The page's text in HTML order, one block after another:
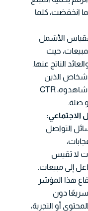
انخفضت، كلما
الأشمل
حيث
الناتج عنها.
الذين
نقروا على إعلانك مقارنة بعدد الذين شاهدوه، CTR
صلة.
الاجتماعي:
التواصل
لا تقيس
إلى مبيعات.
هذا المؤشر
دون
أو التجربة،